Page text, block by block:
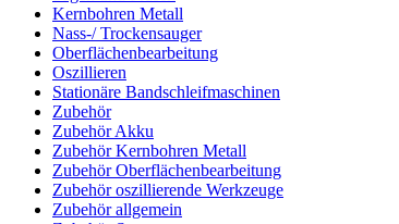
Kernbohren Metall
Nass-/ Trockensauger
Oberflächenbearbeitung
Oszillieren
Stationäre Bandschleifmaschinen
Zubehör
Zubehör Akku
Zubehör Kernbohren Metall
Zubehör Oberflächenbearbeitung
Zubehör oszillierende Werkzeuge
Zubehör allgemein